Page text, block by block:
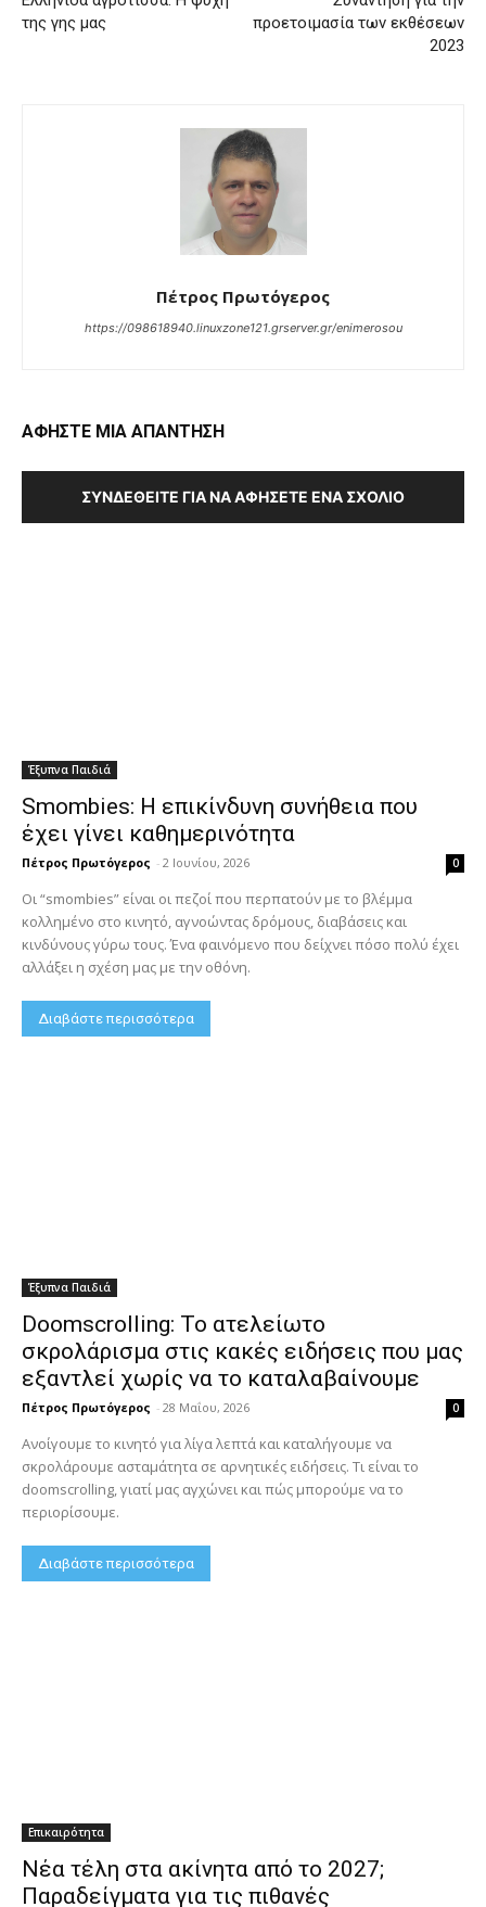
της γης μας
προετοιμασία των εκθέσεων
2023
Πέτρος Πρωτόγερος
https://098618940.linuxzone121.grserver.gr/enimerosou
ΑΦΗΣΤΕ ΜΙΑ ΑΠΑΝΤΗΣΗ
ΣΥΝΔΕΘΕΊΤΕ ΓΙΑ ΝΑ ΑΦΉΣΕΤΕ ΈΝΑ ΣΧΌΛΙΟ
Έξυπνα Παιδιά
Smombies: Η επικίνδυνη συνήθεια που
έχει γίνει καθημερινότητα
Πέτρος Πρωτόγερος - 2 Ιουνίου, 2026 0
Οι “smombies” είναι οι πεζοί που περπατούν με το βλέμμα
κολλημένο στο κινητό, αγνοώντας δρόμους, διαβάσεις και
κινδύνους γύρω τους. Ένα φαινόμενο που δείχνει πόσο πολύ έχει
αλλάξει η σχέση μας με την οθόνη.
Διαβάστε περισσότερα
Έξυπνα Παιδιά
Doomscrolling: Το ατελείωτο
σκρολάρισμα στις κακές ειδήσεις που μας
εξαντλεί χωρίς να το καταλαβαίνουμε
Πέτρος Πρωτόγερος - 28 Μαΐου, 2026 0
Ανοίγουμε το κινητό για λίγα λεπτά και καταλήγουμε να
σκρολάρουμε ασταμάτητα σε αρνητικές ειδήσεις. Τι είναι το
doomscrolling, γιατί μας αγχώνει και πώς μπορούμε να το
περιορίσουμε.
Διαβάστε περισσότερα
Επικαιρότητα
Νέα τέλη στα ακίνητα από το 2027;
Παραδείγματα για τις πιθανές